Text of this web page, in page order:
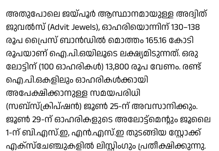
അതുപോലെ ജയ്പൂർ ആസ്ഥാനമായുള്ള അദ്വിത്
ജുവൽസ് (Advit Jewels), ഓഹരിയൊന്നിന് 130–138
രൂപ പ്രൈസ് ബാൻഡിൽ മൊത്തം 165.16 കോടി
രൂപയാണ് ഐ.പി.ഒയിലൂടെ ലക്ഷ്യമിടുന്നത്. ഒരു
ലോട്ടിന് (100 ഓഹരികൾ) 13,800 രൂപ വേണം. രണ്ട്
ഐ.പി.ഒകളിലും ഓഹരികൾക്കായി
അപേക്ഷിക്കാനുള്ള സമയപരിധി
(സബ്സ്ക്രിപ്ഷൻ) ജൂൺ 25-ന് അവസാനിക്കും.
ജൂൺ 29-ന് ഓഹരികളുടെ അലോട്ട്മെന്റും ജൂലൈ
1-ന് ബി.എസ്.ഇ, എൻ.എസ്.ഇ തുടങ്ങിയ ​സ്റ്റോക്ക്
എക്സ്ചേഞ്ചുകളിൽ ലിസ്റ്റിംഗും പ്രതീക്ഷിക്കുന്നു.